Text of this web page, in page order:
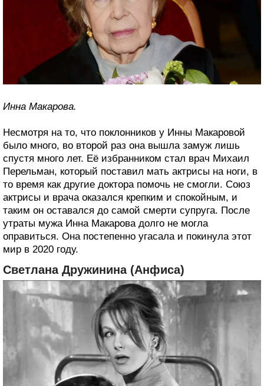
Инна Макарова.
Несмотря на то, что поклонников у Инны Макаровой
было много, во второй раз она вышла замуж лишь
спустя много лет. Её избранником стал врач Михаил
Перельман, который поставил мать актрисы на ноги, в
то время как другие доктора помочь не смогли. Союз
актрисы и врача оказался крепким и спокойным, и
таким он оставался до самой смерти супруга. После
утраты мужа Инна Макарова долго не могла
оправиться. Она постепенно угасала и покинула этот
мир в 2020 году.
Светлана Дружинина (Анфиса)